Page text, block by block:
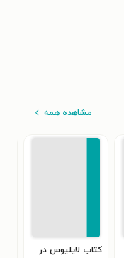
مشاهده همه
کتاب لایلیوس در